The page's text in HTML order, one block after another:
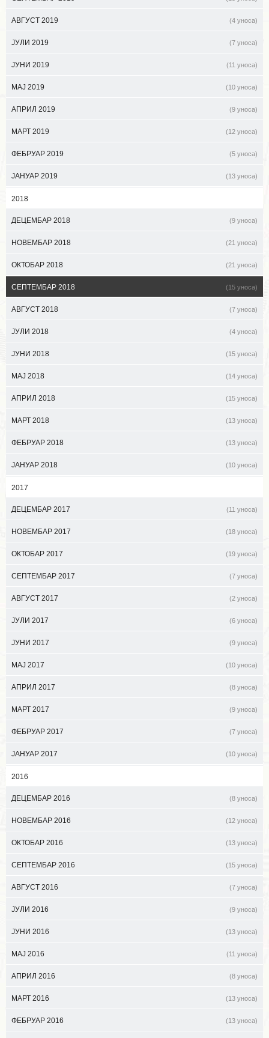
АВГУСТ 2019 (4 уноса)
ЈУЛИ 2019 (7 уноса)
ЈУНИ 2019 (11 уноса)
МАЈ 2019 (10 уноса)
АПРИЛ 2019 (9 уноса)
МАРТ 2019 (12 уноса)
ФЕБРУАР 2019 (5 уноса)
ЈАНУАР 2019 (13 уноса)
2018
ДЕЦЕМБАР 2018 (9 уноса)
НОВЕМБАР 2018 (21 уноса)
ОКТОБАР 2018 (21 уноса)
СЕПТЕМБАР 2018 (15 уноса)
АВГУСТ 2018 (7 уноса)
ЈУЛИ 2018 (4 уноса)
ЈУНИ 2018 (15 уноса)
МАЈ 2018 (14 уноса)
АПРИЛ 2018 (15 уноса)
МАРТ 2018 (13 уноса)
ФЕБРУАР 2018 (13 уноса)
ЈАНУАР 2018 (10 уноса)
2017
ДЕЦЕМБАР 2017 (11 уноса)
НОВЕМБАР 2017 (18 уноса)
ОКТОБАР 2017 (19 уноса)
СЕПТЕМБАР 2017 (7 уноса)
АВГУСТ 2017 (2 уноса)
ЈУЛИ 2017 (6 уноса)
ЈУНИ 2017 (9 уноса)
МАЈ 2017 (10 уноса)
АПРИЛ 2017 (8 уноса)
МАРТ 2017 (9 уноса)
ФЕБРУАР 2017 (7 уноса)
ЈАНУАР 2017 (10 уноса)
2016
ДЕЦЕМБАР 2016 (8 уноса)
НОВЕМБАР 2016 (12 уноса)
ОКТОБАР 2016 (13 уноса)
СЕПТЕМБАР 2016 (15 уноса)
АВГУСТ 2016 (7 уноса)
ЈУЛИ 2016 (9 уноса)
ЈУНИ 2016 (13 уноса)
МАЈ 2016 (11 уноса)
АПРИЛ 2016 (8 уноса)
МАРТ 2016 (13 уноса)
ФЕБРУАР 2016 (13 уноса)